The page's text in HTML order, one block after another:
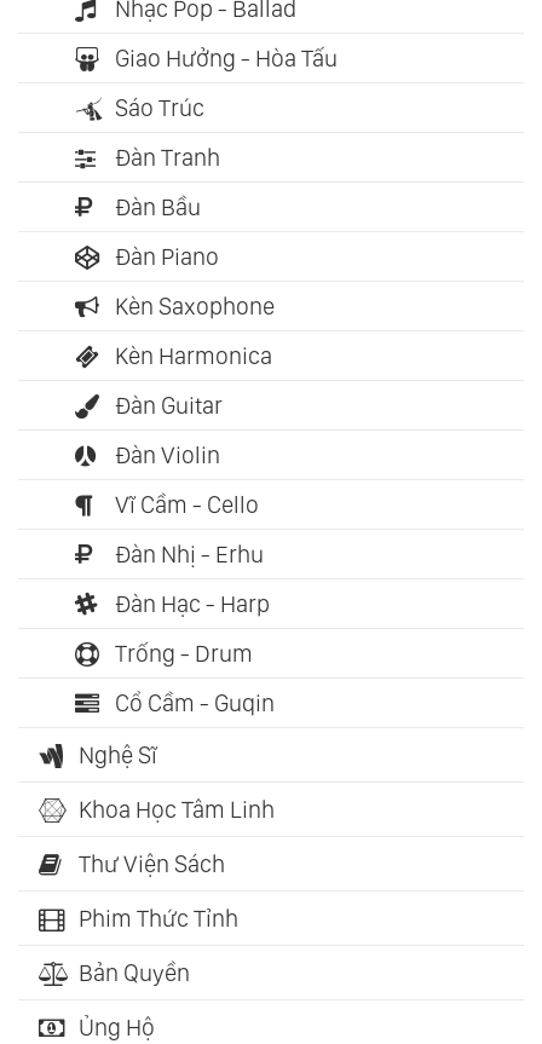
Nhạc Pop - Ballad
Giao Hưởng - Hòa Tấu
Sáo Trúc
Đàn Tranh
Đàn Bầu
Đàn Piano
Kèn Saxophone
Kèn Harmonica
Đàn Guitar
Đàn Violin
Vĩ Cầm - Cello
Đàn Nhị - Erhu
Đàn Hạc - Harp
Trống - Drum
Cổ Cầm - Guqin
Nghệ Sĩ
Khoa Học Tâm Linh
Thư Viện Sách
Phim Thức Tỉnh
Bản Quyền
Ủng Hộ